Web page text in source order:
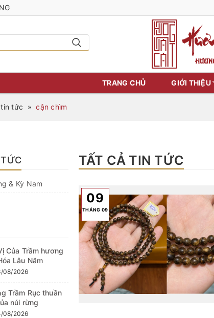
TRANG CHỦ GIỚI THIỆU
tức » cận chìm
TẤT CẢ TIN TỨC
09
THÁNG 09
& Kỳ Nam
Của Trầm hương
Lâu Năm
08/2026
Trầm Rục thuần
núi rừng
08/2026